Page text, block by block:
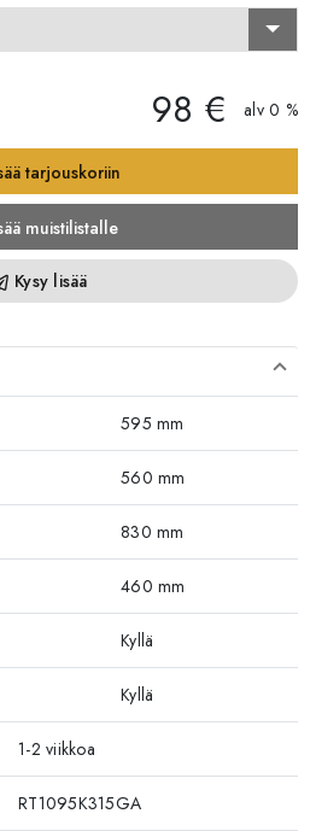
98 € alv 0 %
tarjouskoriin
muistilistalle
Kysy lisää
595 mm
560 mm
830 mm
460 mm
Kyllä
Kyllä
1-2 viikkoa
RT1095K315GA